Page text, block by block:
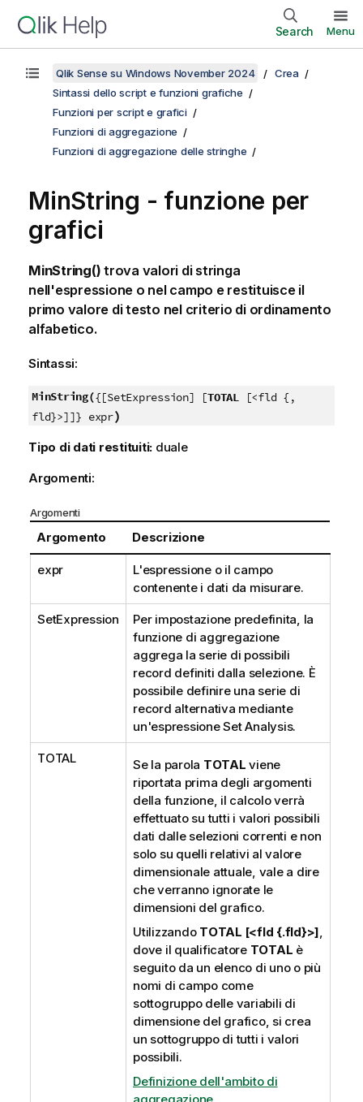
Search Menu
Qlik Sense su Windows November 2024
Crea
Sintassi dello script e funzioni grafiche
Funzioni per script e grafici
Funzioni di aggregazione
Funzioni di aggregazione delle stringhe
MinString - funzione per
grafici
MinString() trova valori di stringa
nell'espressione o nel campo e restituisce il
primo valore di testo nel criterio di ordinamento
alfabetico.
Sintassi:
MinString({[SetExpression] [TOTAL[<fld {,
fld}>]]} expr)
Tipo di dati restituiti: duale
Argomenti:
Argomenti
Argomento Descrizione
expr
L'espressione o il campo
contenente i dati da misurare.
SetExpression
Per impostazione predefinita, la
funzione di aggregazione
aggrega la serie di possibili
record definiti dalla selezione. È
possibile definire una serie di
record alternativa mediante
un'espressione Set Analysis.
TOTAL Se la parola TOTAL viene
riportata prima degli argomenti
della funzione, il calcolo verrà
effettuato su tutti i valori possibili
dati dalle selezioni correnti e non
solo su quelli relativi al valore
dimensionale attuale, vale a dire
che verranno ignorate le
dimensioni del grafico.
Utilizzando TOTAL [<fld {.fld}>],
dove il qualificatore TOTAL è
seguito da un elenco di uno o più
nomi di campo come
sottogruppo delle variabili di
dimensione del grafico, si crea
un sottogruppo di tutti i valori
possibili.
Definizione dell'ambito di